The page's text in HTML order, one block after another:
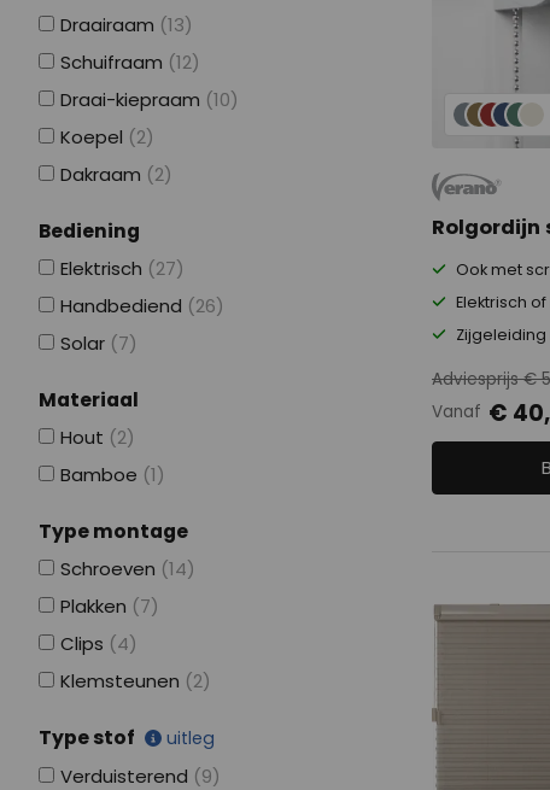
Draairaam (13)
Schuifraam (12)
Draai-kiepraam (10)
Koepel (2)
Dakraam (2)
Bediening
Elektrisch (27)
Handbediend (26)
Solar (7)
Materiaal
Hout (2)
Bamboe (1)
Type montage
Schroeven (14)
Plakken (7)
Clips (4)
Klemsteunen (2)
Type stof uitleg
Verduisterend (9)
Ook met
Elektrisch
Adviesprijs €
Vanaf €